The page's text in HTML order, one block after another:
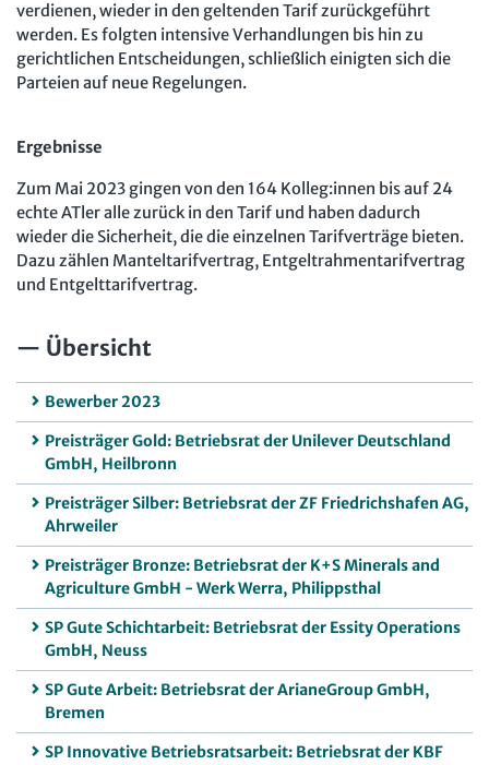
verdienen, wieder in den geltenden Tarif zurückgeführt
werden. Es folgten intensive Verhandlungen bis hin zu
gerichtlichen Entscheidungen, schließlich einigten sich die
Parteien auf neue Regelungen.
Ergebnisse
Zum Mai 2023 gingen von den 164 Kolleg:innen bis auf 24
echte ATler alle zurück in den Tarif und haben dadurch
wieder die Sicherheit, die die einzelnen Tarifverträge bieten.
Dazu zählen Manteltarifvertrag, Entgeltrahmentarifvertrag
und Entgelttarifvertrag.
Übersicht
Bewerber 2023
Preisträger Gold: Betriebsrat der Unilever Deutschland
GmbH, Heilbronn
Preisträger Silber: Betriebsrat der ZF Friedrichshafen AG,
Ahrweiler
Preisträger Bronze: Betriebsrat der K+S Minerals and
Agriculture GmbH - Werk Werra, Philippsthal
SP Gute Schichtarbeit: Betriebsrat der Essity Operations
GmbH, Neuss
SP Gute Arbeit: Betriebsrat der ArianeGroup GmbH,
Bremen
SP Innovative Betriebsratsarbeit: Betriebsrat der KBF